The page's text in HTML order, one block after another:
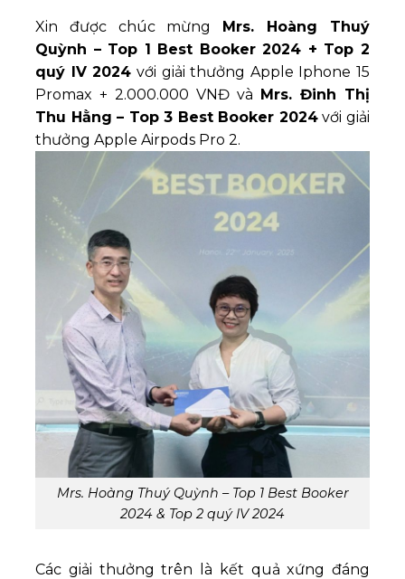
Xin được chúc mừng Mrs. Hoàng Thuý
Quỳnh – Top 1 Best Booker 2024 + Top 2
quý IV 2024 với giải thưởng Apple Iphone 15
Promax + 2.000.000 VNĐ và Mrs. Đinh Thị
Thu Hằng – Top 3 Best Booker 2024với giải
thưởng Apple Airpods Pro 2.
Mrs. Hoàng Thuý Quỳnh – Top 1 Best Booker
2024 & Top 2 quý IV 2024
Các giải thưởng trên là kết quả xứng đáng